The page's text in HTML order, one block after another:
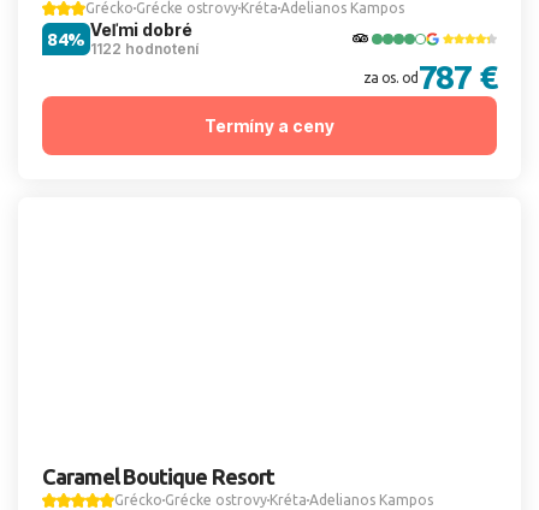
Grécko Grécke ostrovy Kréta Adelianos Kampos
Veľmi dobré
1122 hodnotení
84%
za os. od 787 €
Termíny a ceny
Caramel Boutique Resort
Grécko Grécke ostrovy Kréta Adelianos Kampos